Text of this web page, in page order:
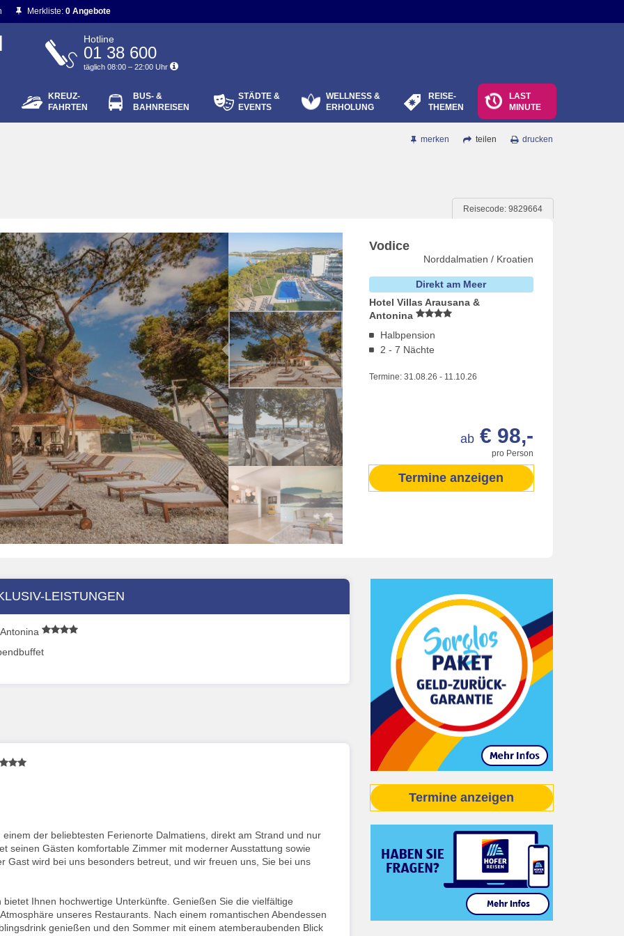
vergessen?
Merkliste: 0 Angebote
Hotline
01 38 600
täglich 08:00 – 22:00 Uhr
KREUZ-
FAHRTEN
BUS- &
BAHNREISEN
STÄDTE &
EVENTS
WELLNESS &
ERHOLUNG
REISE-
THEMEN
LAST
MINUTE
drucken
teilen
merken
Reisecode: 9829664
Vodice
Norddalmatien / Kroatien
Direkt am Meer
Hotel Villas Arausana &
Antonina
Halbpension
2 - 7 Nächte
Termine: 31.08.26 - 11.10.26
pro Person
ab € 98,-
Termine anzeigen
Termine anzeigen
LEISTUNGEN
der beliebtesten Ferienorte Dalmatiens, direkt am Strand und nur
seinen Gästen komfortable Zimmer mit moderner Ausstattung sowie
Gast wird bei uns besonders betreut, und wir freuen uns, Sie bei uns
Ihnen hochwertige Unterkünfte. Genießen Sie die vielfältige
unseres Restaurants. Nach einem romantischen Abendessen
genießen und den Sommer mit einem atemberaubenden Blick